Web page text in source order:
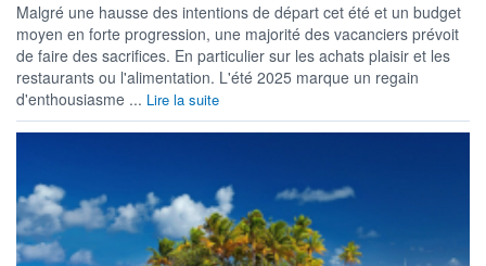
Malgré une hausse des intentions de départ cet été et un budget
moyen en forte progression, une majorité des vacanciers prévoit
de faire des sacrifices. En particulier sur les achats plaisir et les
restaurants ou l'alimentation. L'été 2025 marque un regain
d'enthousiasme ... Lire la suite